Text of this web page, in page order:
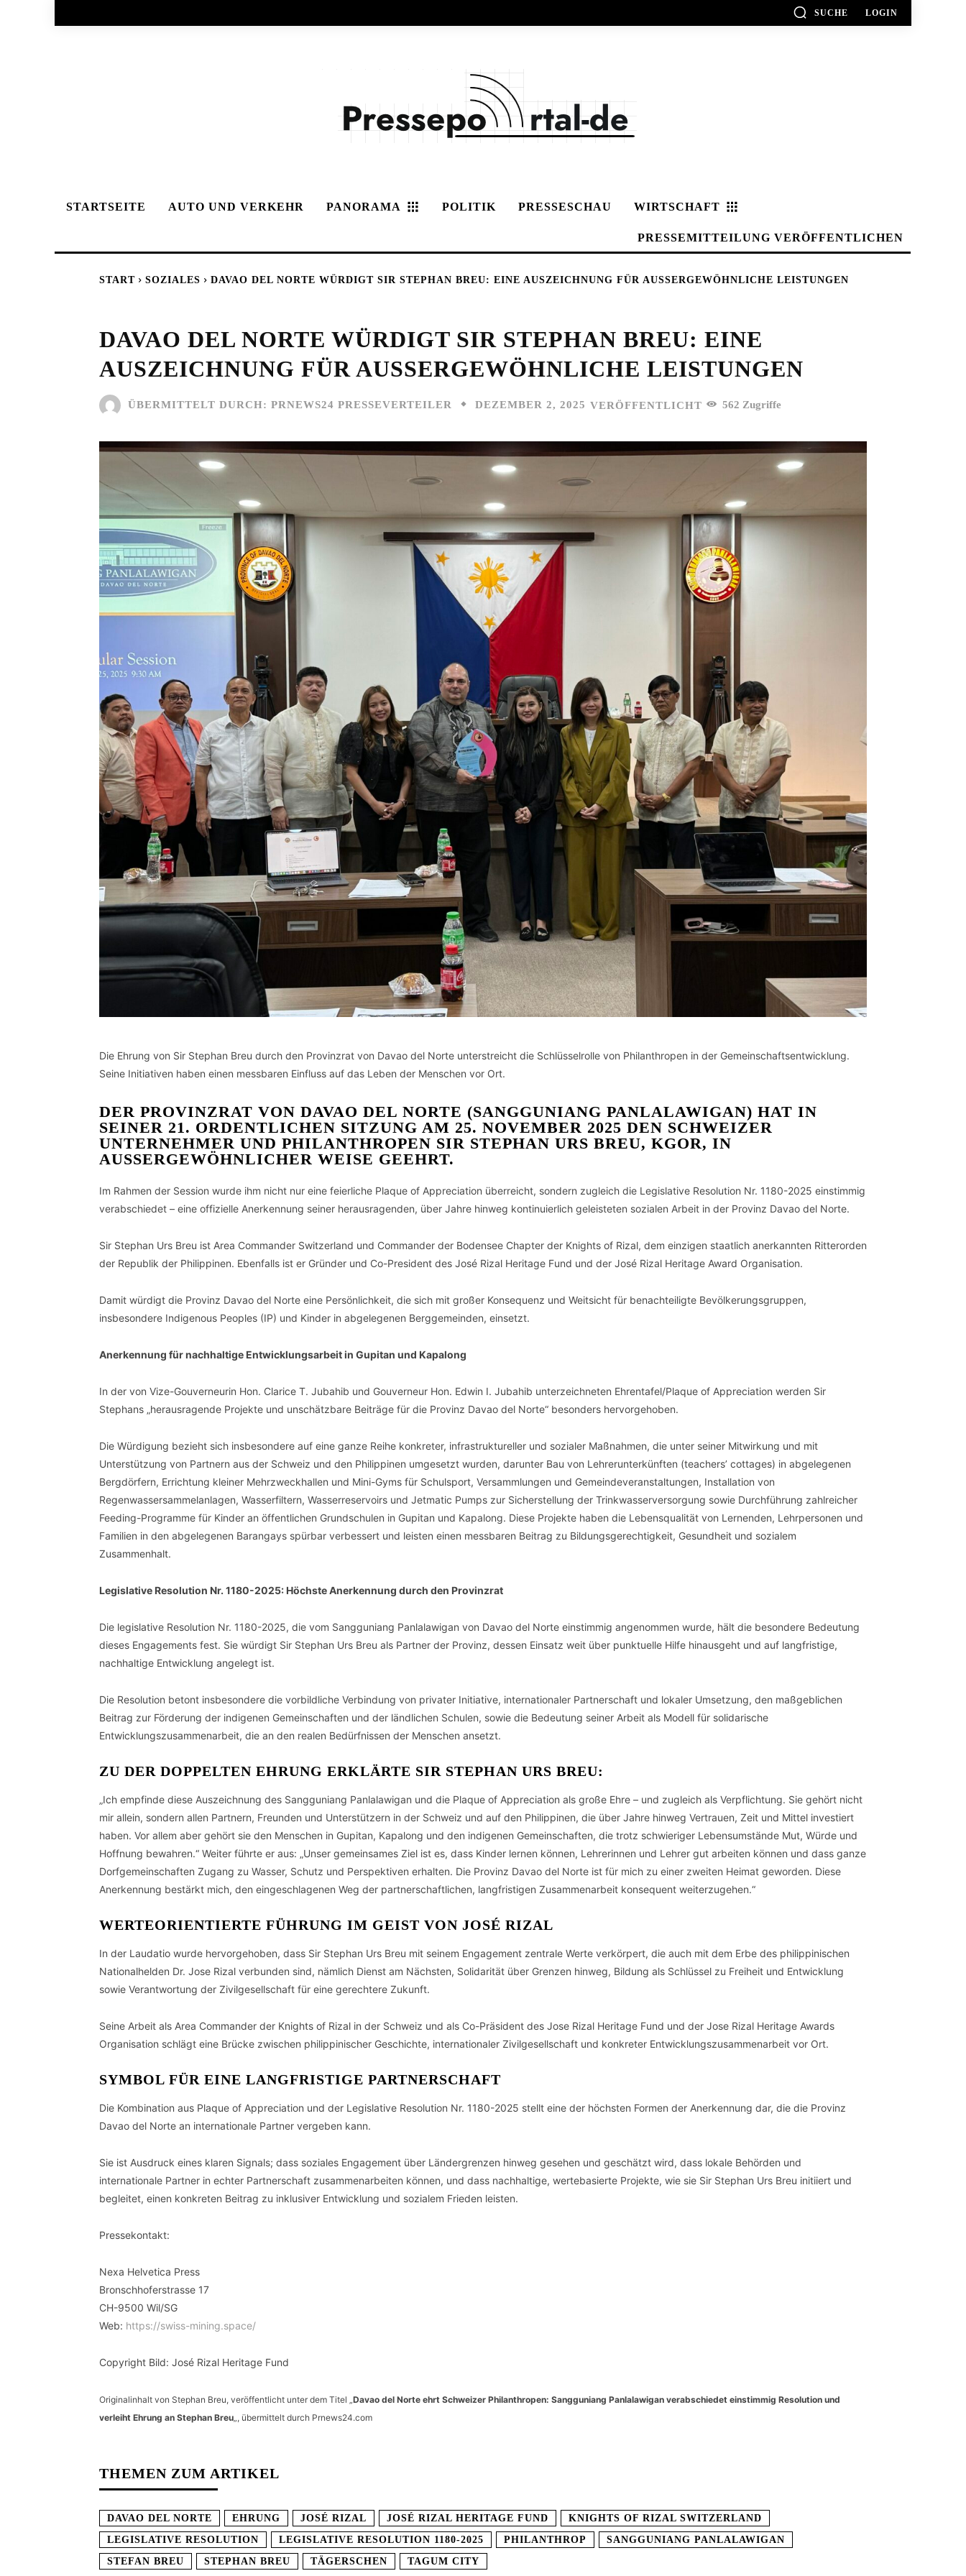
SUCHE LOGIN
STARTSEITE AUTO UND VERKEHR PANORAMA POLITIK PRESSESCHAU WIRTSCHAFT
PRESSEMITTEILUNG VERÖFFENTLICHEN
START SOZIALES DAVAO DEL NORTE WÜRDIGT SIR STEPHAN BREU: EINE AUSZEICHNUNG FÜR AUSSERGEWÖHNLICHE LEISTUNGEN
DAVAO DEL NORTE WÜRDIGT SIR STEPHAN BREU: EINE
AUSZEICHNUNG FÜR AUSSERGEWÖHNLICHE LEISTUNGEN
ÜBERMITTELT DURCH: PRNEWS24 PRESSEVERTEILER DEZEMBER 2, 2025 VERÖFFENTLICHT 562 Zugriffe
Die Ehrung von Sir Stephan Breu durch den Provinzrat von Davao del Norte unterstreicht die Schlüsselrolle von Philanthropen in der Gemeinschaftsentwicklung.
Seine Initiativen haben einen messbaren Einfluss auf das Leben der Menschen vor Ort.
DER PROVINZRAT VON DAVAO DEL NORTE (SANGGUNIANG PANLALAWIGAN) HAT IN
SEINER 21. ORDENTLICHEN SITZUNG AM 25. NOVEMBER 2025 DEN SCHWEIZER
UNTERNEHMER UND PHILANTHROPEN SIR STEPHAN URS BREU, KGOR, IN
AUSSERGEWÖHNLICHER WEISE GEEHRT.
Im Rahmen der Session wurde ihm nicht nur eine feierliche Plaque of Appreciation überreicht, sondern zugleich die Legislative Resolution Nr. 1180-2025 einstimmig
verabschiedet – eine offizielle Anerkennung seiner herausragenden, über Jahre hinweg kontinuierlich geleisteten sozialen Arbeit in der Provinz Davao del Norte.
Sir Stephan Urs Breu ist Area Commander Switzerland und Commander der Bodensee Chapter der Knights of Rizal, dem einzigen staatlich anerkannten Ritterorden
der Republik der Philippinen. Ebenfalls ist er Gründer und Co-President des José Rizal Heritage Fund und der José Rizal Heritage Award Organisation.
Damit würdigt die Provinz Davao del Norte eine Persönlichkeit, die sich mit großer Konsequenz und Weitsicht für benachteiligte Bevölkerungsgruppen,
insbesondere Indigenous Peoples (IP) und Kinder in abgelegenen Berggemeinden, einsetzt.
Anerkennung für nachhaltige Entwicklungsarbeit in Gupitan und Kapalong
In der von Vize-Gouverneurin Hon. Clarice T. Jubahib und Gouverneur Hon. Edwin I. Jubahib unterzeichneten Ehrentafel/Plaque of Appreciation werden Sir
Stephans „herausragende Projekte und unschätzbare Beiträge für die Provinz Davao del Norte“ besonders hervorgehoben.
Die Würdigung bezieht sich insbesondere auf eine ganze Reihe konkreter, infrastruktureller und sozialer Maßnahmen, die unter seiner Mitwirkung und mit
Unterstützung von Partnern aus der Schweiz und den Philippinen umgesetzt wurden, darunter Bau von Lehrerunterkünften (teachers’ cottages) in abgelegenen
Bergdörfern, Errichtung kleiner Mehrzweckhallen und Mini-Gyms für Schulsport, Versammlungen und Gemeindeveranstaltungen, Installation von
Regenwassersammelanlagen, Wasserfiltern, Wasserreservoirs und Jetmatic Pumps zur Sicherstellung der Trinkwasserversorgung sowie Durchführung zahlreicher
Feeding-Programme für Kinder an öffentlichen Grundschulen in Gupitan und Kapalong. Diese Projekte haben die Lebensqualität von Lernenden, Lehrpersonen und
Familien in den abgelegenen Barangays spürbar verbessert und leisten einen messbaren Beitrag zu Bildungsgerechtigkeit, Gesundheit und sozialem
Zusammenhalt.
Legislative Resolution Nr. 1180-2025: Höchste Anerkennung durch den Provinzrat
Die legislative Resolution Nr. 1180-2025, die vom Sangguniang Panlalawigan von Davao del Norte einstimmig angenommen wurde, hält die besondere Bedeutung
dieses Engagements fest. Sie würdigt Sir Stephan Urs Breu als Partner der Provinz, dessen Einsatz weit über punktuelle Hilfe hinausgeht und auf langfristige,
nachhaltige Entwicklung angelegt ist.
Die Resolution betont insbesondere die vorbildliche Verbindung von privater Initiative, internationaler Partnerschaft und lokaler Umsetzung, den maßgeblichen
Beitrag zur Förderung der indigenen Gemeinschaften und der ländlichen Schulen, sowie die Bedeutung seiner Arbeit als Modell für solidarische
Entwicklungszusammenarbeit, die an den realen Bedürfnissen der Menschen ansetzt.
ZU DER DOPPELTEN EHRUNG ERKLÄRTE SIR STEPHAN URS BREU:
„Ich empfinde diese Auszeichnung des Sangguniang Panlalawigan und die Plaque of Appreciation als große Ehre – und zugleich als Verpflichtung. Sie gehört nicht
mir allein, sondern allen Partnern, Freunden und Unterstützern in der Schweiz und auf den Philippinen, die über Jahre hinweg Vertrauen, Zeit und Mittel investiert
haben. Vor allem aber gehört sie den Menschen in Gupitan, Kapalong und den indigenen Gemeinschaften, die trotz schwieriger Lebensumstände Mut, Würde und
Hoffnung bewahren.“ Weiter führte er aus: „Unser gemeinsames Ziel ist es, dass Kinder lernen können, Lehrerinnen und Lehrer gut arbeiten können und dass ganze
Dorfgemeinschaften Zugang zu Wasser, Schutz und Perspektiven erhalten. Die Provinz Davao del Norte ist für mich zu einer zweiten Heimat geworden. Diese
Anerkennung bestärkt mich, den eingeschlagenen Weg der partnerschaftlichen, langfristigen Zusammenarbeit konsequent weiterzugehen.“
WERTEORIENTIERTE FÜHRUNG IM GEIST VON JOSÉ RIZAL
In der Laudatio wurde hervorgehoben, dass Sir Stephan Urs Breu mit seinem Engagement zentrale Werte verkörpert, die auch mit dem Erbe des philippinischen
Nationalhelden Dr. Jose Rizal verbunden sind, nämlich Dienst am Nächsten, Solidarität über Grenzen hinweg, Bildung als Schlüssel zu Freiheit und Entwicklung
sowie Verantwortung der Zivilgesellschaft für eine gerechtere Zukunft.
Seine Arbeit als Area Commander der Knights of Rizal in der Schweiz und als Co-Präsident des Jose Rizal Heritage Fund und der Jose Rizal Heritage Awards
Organisation schlägt eine Brücke zwischen philippinischer Geschichte, internationaler Zivilgesellschaft und konkreter Entwicklungszusammenarbeit vor Ort.
SYMBOL FÜR EINE LANGFRISTIGE PARTNERSCHAFT
Die Kombination aus Plaque of Appreciation und der Legislative Resolution Nr. 1180-2025 stellt eine der höchsten Formen der Anerkennung dar, die die Provinz
Davao del Norte an internationale Partner vergeben kann.
Sie ist Ausdruck eines klaren Signals; dass soziales Engagement über Ländergrenzen hinweg gesehen und geschätzt wird, dass lokale Behörden und
internationale Partner in echter Partnerschaft zusammenarbeiten können, und dass nachhaltige, wertebasierte Projekte, wie sie Sir Stephan Urs Breu initiiert und
begleitet, einen konkreten Beitrag zu inklusiver Entwicklung und sozialem Frieden leisten.
Pressekontakt:
Nexa Helvetica Press
Bronschhoferstrasse 17
CH-9500 Wil/SG
Web: https://swiss-mining.space/
Copyright Bild: José Rizal Heritage Fund
Originalinhalt von Stephan Breu, veröffentlicht unter dem Titel „ Davao del Norte ehrt Schweizer Philanthropen: Sangguniang Panlalawigan verabschiedet einstimmig Resolution und
verleiht Ehrung an Stephan Breu „, übermittelt durch Prnews24.com
THEMEN ZUM ARTIKEL
DAVAO DEL NORTE EHRUNG JOSÉ RIZAL JOSÉ RIZAL HERITAGE FUND
KNIGHTS OF RIZAL SWITZERLAND
LEGISLATIVE RESOLUTION
LEGISLATIVE RESOLUTION 1180-2025 PHILANTHROP
SANGGUNIANG PANLALAWIGAN
STEFAN BREU
STEPHAN BREU TÄGERSCHEN TAGUM CITY